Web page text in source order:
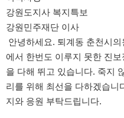
강원도지사 복지특보
강원민주재단 이사
안녕하세요. 퇴계동 춘천시
에서 한번도 이루지 못한 진
을 다해 뛰고 있습니다. 죽지
리를 위해 최선을 다하겠습니
지와 응원 부탁드립니다.